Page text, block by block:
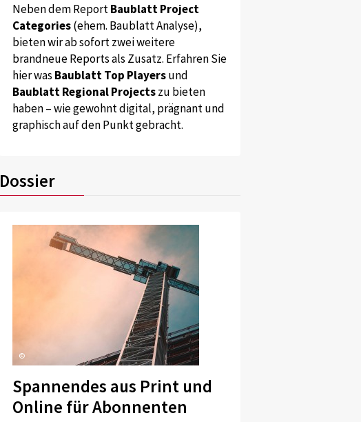
Neben dem ReportBaublatt Project
Categories(ehem. Baublatt Analyse),
bieten wir ab sofort zwei weitere
brandneue Reports als Zusatz. Erfahren Sie
hier was Baublatt Top Playersund
Baublatt Regional Projectszu bieten
haben – wie gewohnt digital, prägnant und
graphisch auf den Punkt gebracht.
Dossier
©
Spannendes aus Print und
Online für Abonnenten